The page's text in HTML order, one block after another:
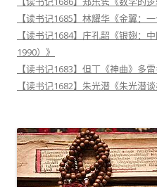
【读书记1685】林耀华《金翼：
【读书记1684】庄孔韶《银翅：
1990）》
【读书记1683】但丁《神曲》多
【读书记1682】朱光潜《朱光潜谈